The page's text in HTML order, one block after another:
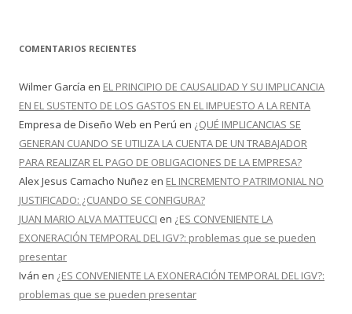
COMENTARIOS RECIENTES
Wilmer García en EL PRINCIPIO DE CAUSALIDAD Y SU IMPLICANCIA
EN EL SUSTENTO DE LOS GASTOS EN EL IMPUESTO A LA RENTA
Empresa de Diseño Web en Perú en ¿QUÉ IMPLICANCIAS SE
GENERAN CUANDO SE UTILIZA LA CUENTA DE UN TRABAJADOR
PARA REALIZAR EL PAGO DE OBLIGACIONES DE LA EMPRESA?
Alex Jesus Camacho Nuñez en EL INCREMENTO PATRIMONIAL NO
JUSTIFICADO: ¿CUANDO SE CONFIGURA?
JUAN MARIO ALVA MATTEUCCI en ¿ES CONVENIENTE LA
EXONERACIÓN TEMPORAL DEL IGV?: problemas que se pueden
presentar
Iván en ¿ES CONVENIENTE LA EXONERACIÓN TEMPORAL DEL IGV?:
problemas que se pueden presentar